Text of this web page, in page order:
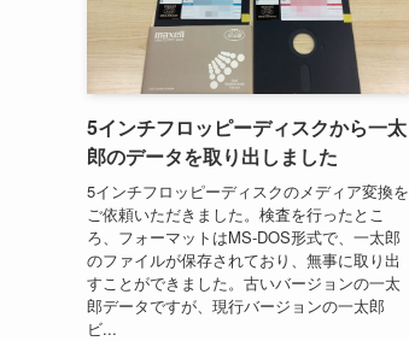
5インチフロッピーディスクから一太
郎のデータを取り出しました
5インチフロッピーディスクのメディア変換を
ご依頼いただきました。検査を行ったとこ
ろ、フォーマットはMS-DOS形式で、一太郎
のファイルが保存されており、無事に取り出
すことができました。古いバージョンの一太
郎データですが、現行バージョンの一太郎
ビ...